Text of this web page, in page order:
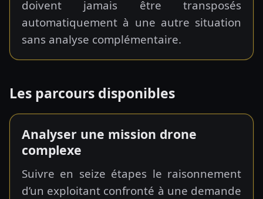
doivent jamais être transposés
automatiquement à une autre situation
sans analyse complémentaire.
Les parcours disponibles
Analyser une mission drone
complexe
Suivre en seize étapes le raisonnement
d’un exploitant confronté à une demande